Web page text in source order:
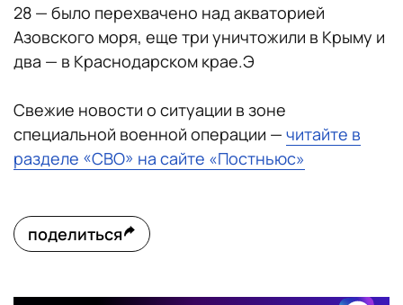
28 — было перехвачено над акваторией
Азовского моря, еще три уничтожили в Крыму и
два — в Краснодарском крае.Э
Свежие новости о ситуации в зоне
специальной военной операции — читайте в
разделе «СВО» на сайте «Постньюс»
поделиться